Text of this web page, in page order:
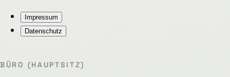
Impressum
Datenschutz
BÜRO (HAUPTSITZ)